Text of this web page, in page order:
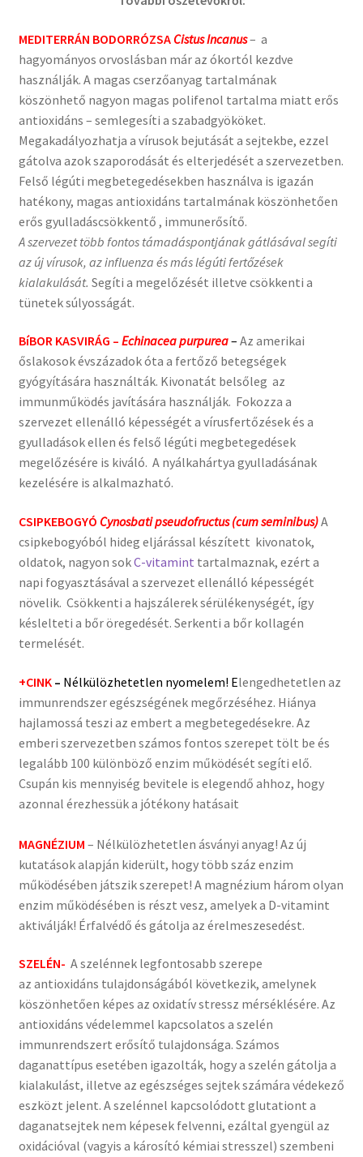
MEDITERRÁN BODORRÓZSA Cistus Incanus– a
hagyományos orvoslásban már az ókortól kezdve
használják. A magas cserzőanyag tartalmának
köszönhető nagyon magas polifenol tartalma miatt erős
antioxidáns – semlegesíti a szabadgyököket.
Megakadályozhatja a vírusok bejutását a sejtekbe, ezzel
gátolva azok szaporodását és elterjedését a szervezetben.
Felső légúti megbetegedésekben használva is igazán
hatékony, magas antioxidáns tartalmának köszönhetően
erős gyulladáscsökkentő , immunerősítő.
A szervezet több fontos támadáspontjának gátlásával segíti
az új vírusok, az influenza és más légúti fertőzések
kialakulását. Segíti a megelőzését illetve csökkenti a
tünetek súlyosságát.
BíBOR KASVIRÁG – Echinacea purpurea– Az amerikai
őslakosok évszázadok óta a fertőző betegségek
gyógyítására használták. Kivonatát belsőleg az
immunműködés javítására használják. Fokozza a
szervezet ellenálló képességét a vírusfertőzések és a
gyulladások ellen és felső légúti megbetegedések
megelőzésére is kiváló. A nyálkahártya gyulladásának
kezelésére is alkalmazható.
CSIPKEBOGYÓ Cynosbati pseudofructus (cum seminibus)A
csipkebogyóból hideg eljárással készített kivonatok,
oldatok, nagyon sokC-vitamint tartalmaznak, ezért a
napi fogyasztásával a szervezet ellenálló képességét
növelik. Csökkenti a hajszálerek sérülékenységét, így
késlelteti a bőr öregedését. Serkenti a bőr kollagén
termelését.
+CINK – Nélkülözhetetlen nyomelem! Elengedhetetlen az
immunrendszer egészségének megőrzéséhez. Hiánya
hajlamossá teszi az embert a megbetegedésekre. Az
emberi szervezetben számos fontos szerepet tölt be és
legalább 100 különböző enzim működését segíti elő.
Csupán kis mennyiség bevitele is elegendő ahhoz, hogy
azonnal érezhessük a jótékony hatásait
MAGNÉZIUM – Nélkülözhetetlen ásványi anyag! Az új
kutatások alapján kiderült, hogy több száz enzim
működésében játszik szerepet! A magnézium három olyan
enzim működésében is részt vesz, amelyek a D-vitamint
aktiválják! Érfalvédő és gátolja az érelmeszesedést.
SZELÉN- A szelénnek legfontosabb szerepe
az antioxidáns tulajdonságából következik, amelynek
köszönhetően képes az oxidatív stressz mérséklésére. Az
antioxidáns védelemmel kapcsolatos a szelén
immunrendszert erősítő tulajdonsága. Számos
daganattípus esetében igazolták, hogy a szelén gátolja a
kialakulást, illetve az egészséges sejtek számára védekező
eszközt jelent. A szelénnel kapcsolódott glutationt a
daganatsejtek nem képesek felvenni, ezáltal gyengül az
oxidációval (vagyis a károsító kémiai stresszel) szembeni